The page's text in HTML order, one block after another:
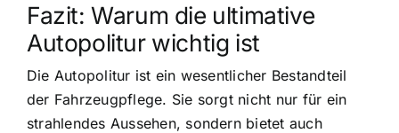
Fazit: Warum die ultimative
Autopolitur wichtig ist
Die Autopolitur ist ein wesentlicher Bestandteil
der Fahrzeugpflege. Sie sorgt nicht nur für ein
strahlendes Aussehen, sondern bietet auch